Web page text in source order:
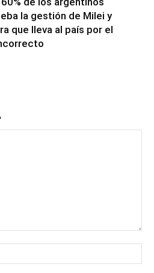
la gestión de Milei y
que lleva al país por el